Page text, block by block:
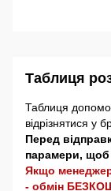
Таблиця
Таблиця
відрізнятися у
Перед
парамери, щоб
Якщо
- обмін